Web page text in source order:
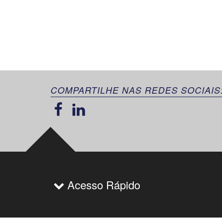
COMPARTILHE NAS REDES
Acesso Rápido